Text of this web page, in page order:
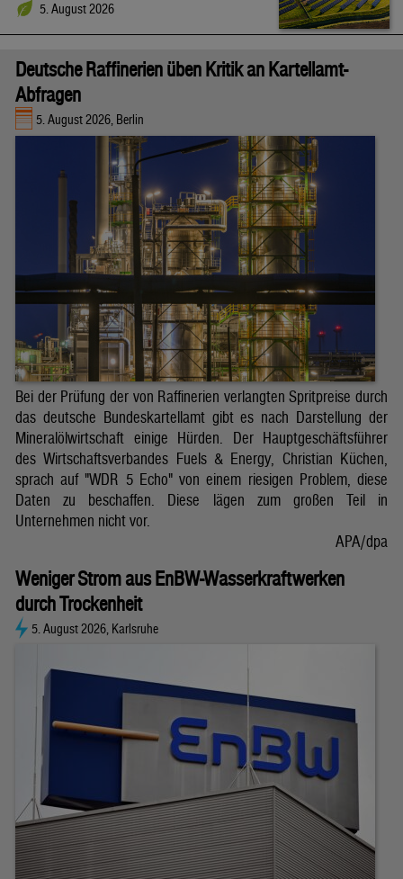
5. August 2026
Deutsche Raffinerien üben Kritik an Kartellamt-
Abfragen
5. August 2026, Berlin
Bei der Prüfung der von Raffinerien verlangten Spritpreise durch
das deutsche Bundeskartellamt gibt es nach Darstellung der
Mineralölwirtschaft einige Hürden. Der Hauptgeschäftsführer
des Wirtschaftsverbandes Fuels & Energy, Christian Küchen,
sprach auf "WDR 5 Echo" von einem riesigen Problem, diese
Daten zu beschaffen. Diese lägen zum großen Teil in
Unternehmen nicht vor.
APA/dpa
Weniger Strom aus EnBW-Wasserkraftwerken
durch Trockenheit
5. August 2026, Karlsruhe